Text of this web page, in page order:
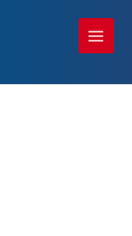
Main
Menu